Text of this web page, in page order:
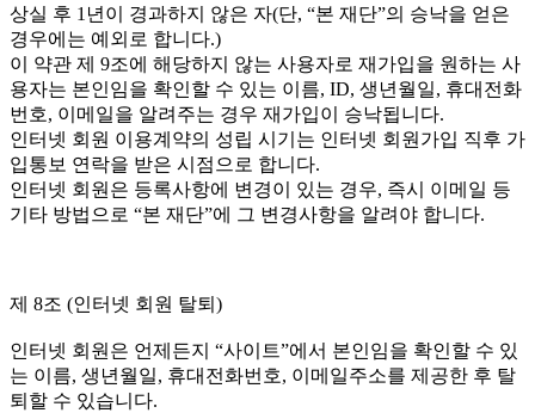
상실 후 1년이 경과하지 않은 자(단, “본 재단”의 승낙을 얻은
경우에는 예외로 합니다.)
이 약관 제 9조에 해당하지 않는 사용자로 재가입을 원하는 사
용자는 본인임을 확인할 수 있는 이름, ID, 생년월일, 휴대전화
번호, 이메일을 알려주는 경우 재가입이 승낙됩니다.
인터넷 회원 이용계약의 성립 시기는 인터넷 회원가입 직후 가
입통보 연락을 받은 시점으로 합니다.
인터넷 회원은 등록사항에 변경이 있는 경우, 즉시 이메일 등
기타 방법으로 “본 재단”에 그 변경사항을 알려야 합니다.
제 8조 (인터넷 회원 탈퇴)
인터넷 회원은 언제든지 “사이트”에서 본인임을 확인할 수 있
는 이름, 생년월일, 휴대전화번호, 이메일주소를 제공한 후 탈
퇴할 수 있습니다.